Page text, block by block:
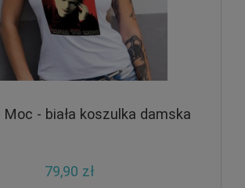
Moc - biała koszulka damska
79,90 zł